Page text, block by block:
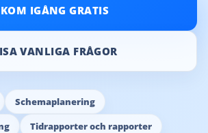
KOM IGÅNG GRATIS
VANLIGA FRÅGOR
Schemaplanering
Tidrapporter och rapporter